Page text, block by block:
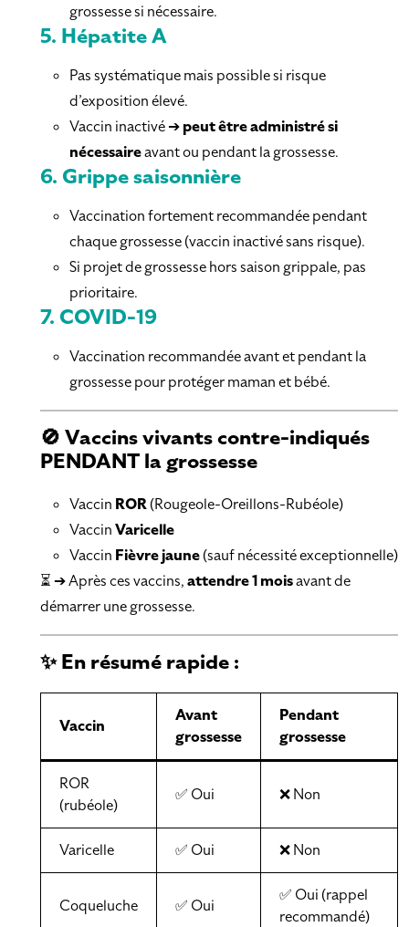
grossesse si nécessaire.
5. Hépatite A
Pas systématique mais possible si risque
d’exposition élevé.
Vaccin inactivé ➔peut être administré si
nécessaireavant ou pendant la grossesse.
6. Grippe saisonnière
Vaccination fortement recommandée pendant
chaque grossesse (vaccin inactivé sans risque).
Si projet de grossesse hors saison grippale, pas
prioritaire.
7. COVID-19
Vaccination recommandée avant et pendant la
grossesse pour protéger maman et bébé.
🚫 Vaccins vivants contre-indiqués
PENDANT la grossesse
Vaccin ROR(Rougeole-Oreillons-Rubéole)
VaccinVaricelle
Vaccin Fièvre jaune(sauf nécessité exceptionnelle)
⏳ ➔ Après ces vaccins,attendre 1 moisavant de
démarrer une grossesse.
✨ En résumé rapide :
Vaccin
Avant
grossesse
Pendant
grossesse
ROR
(rubéole)
✅ Oui ❌ Non
Varicelle ✅ Oui ❌ Non
Coqueluche ✅ Oui
✅ Oui (rappel
recommandé)